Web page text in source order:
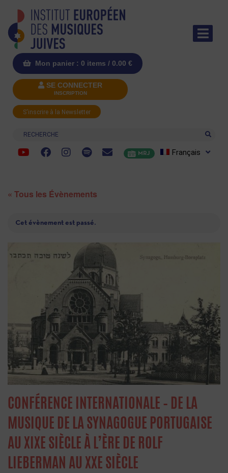
Mon panier : 0 items / 0.00 €
SE CONNECTER
INSCRIPTION
S'inscrire à la Newsletter
Recherche
MRJ Français
« Tous les Évènements
Cet évènement est passé.
CONFÉRENCE INTERNATIONALE – DE LA
MUSIQUE DE LA SYNAGOGUE PORTUGAISE
AU XIXE SIÈCLE À L’ÈRE DE ROLF
LIEBERMAN AU XXE SIÈCLE